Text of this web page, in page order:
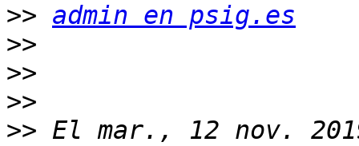
>> admin en psig.es
>>
>>
>>
>> El mar., 12 nov.